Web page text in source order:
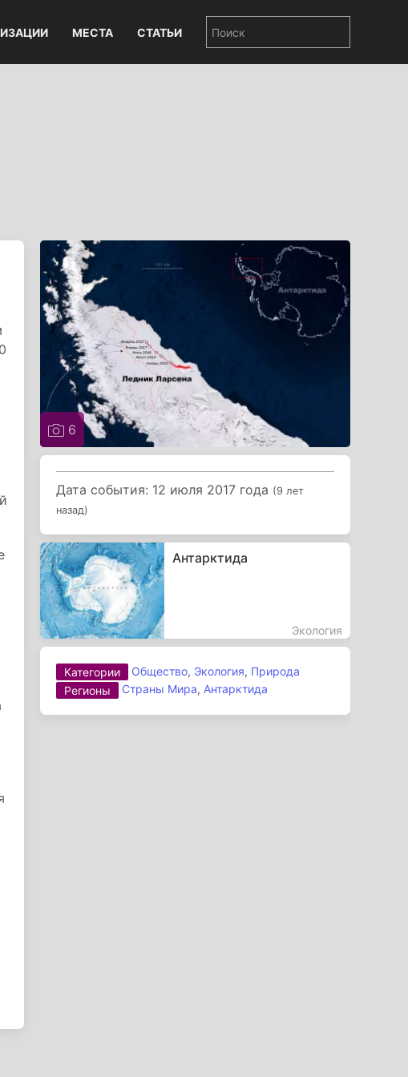
МЕСТА СТАТЬИ
6
Дата события: 12 июля 2017 года (9 лет
назад)
Антарктида
Экология
Категории Общество, Экология, Природа
Регионы
Страны Мира, Антарктида